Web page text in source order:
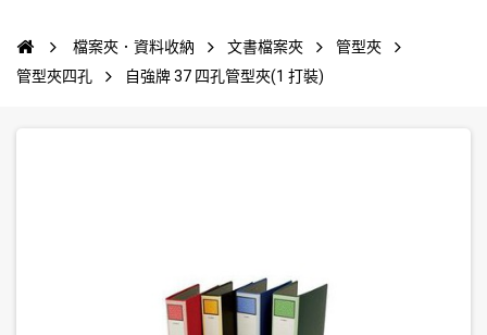
檔案夾．資料收納 文書檔案夾
管型夾
管型夾四孔
自強牌 37 四孔管型夾(1 打裝)